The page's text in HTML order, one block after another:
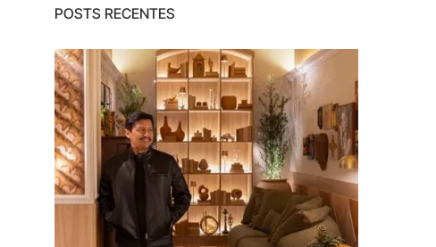
POSTS RECENTES